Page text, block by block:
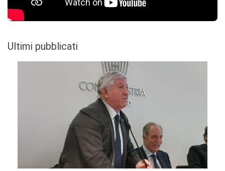
Ultimi pubblicati